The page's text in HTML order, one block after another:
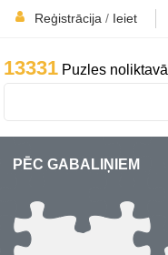
Reģistrācija / Ieiet
13331 Puzles noliktavā
PĒC GABALIŅIEM